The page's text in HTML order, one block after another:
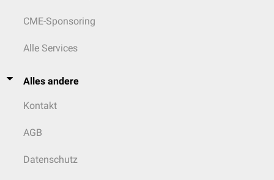
CME-Sponsoring
Alle Services
Alles andere
Kontakt
AGB
Datenschutz